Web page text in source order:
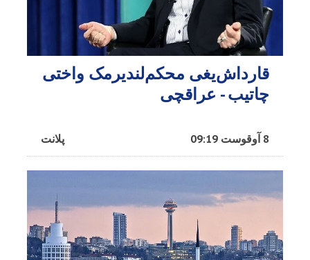
قارداش‌یغی محکم‌لندیرمک واختی
چاتیب - عراقچی
پلانت 8 آوقوست 09:19